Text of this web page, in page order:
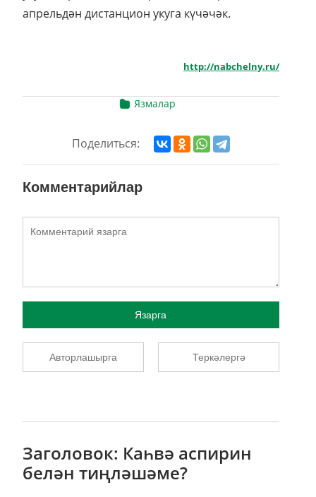
апрельдән дистанцион укуга күчәчәк.
http://nabchelny.ru/
Язмалар
Поделиться:
Комментарийлар
Язарга
Авторлашырга Теркәлергә
Заголовок: Каһвә аспирин
белән тиңләшәме?